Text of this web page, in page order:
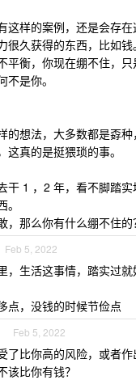
这样的案例，还是会存
很久获得的东西，比如钱。
平衡，你现在绷不住，
是你。
的想法，大多数都是孬
这真的是挺猥琐的事。
干 1 ，2 年，看不脚踏
，那么你有什么绷不住的
Feb 5, 2022
，生活这事情，踏实过就
点，没钱的时候节俭点
Feb 5, 2022
了比你高的风险，或者
该比你有钱？